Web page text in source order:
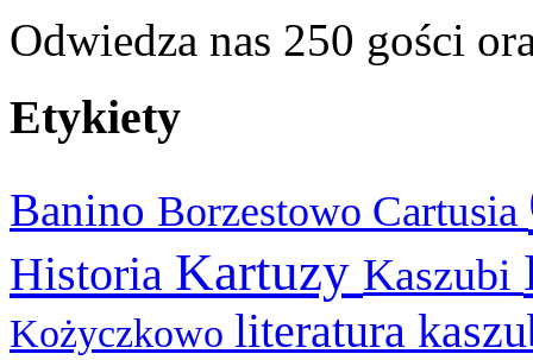
Odwiedza nas 250 gości
Etykiety
Banino Borzestowo Cartusia
Historia Kartuzy Kaszubi
Kożyczkowo literatura